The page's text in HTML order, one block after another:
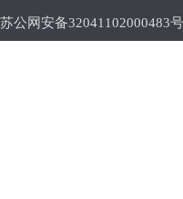
苏公网安备32041102000483